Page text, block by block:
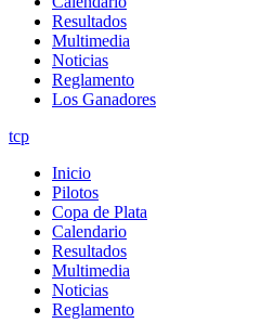
Resultados
Multimedia
Noticias
Reglamento
Los Ganadores
tcp
Inicio
Pilotos
Copa de Plata
Calendario
Resultados
Multimedia
Noticias
Reglamento